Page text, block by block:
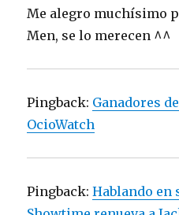
Me alegro muchísimo
Men, se lo merecen ^^
Pingback: Ganadores
OcioWatch
Pingback:Hablando en